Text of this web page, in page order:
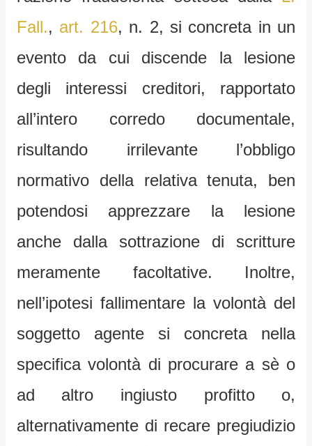
Fall., art. 216, n. 2, si concreta in un
evento da cui discende la lesione
degli interessi creditori, rapportato
all’intero corredo documentale,
risultando irrilevante l’obbligo
normativo della relativa tenuta, ben
potendosi apprezzare la lesione
anche dalla sottrazione di scritture
meramente facoltative. Inoltre,
nell’ipotesi fallimentare la volontà del
soggetto agente si concreta nella
specifica volontà di procurare a sè o
ad altro ingiusto profitto o,
alternativamente di recare pregiudizio